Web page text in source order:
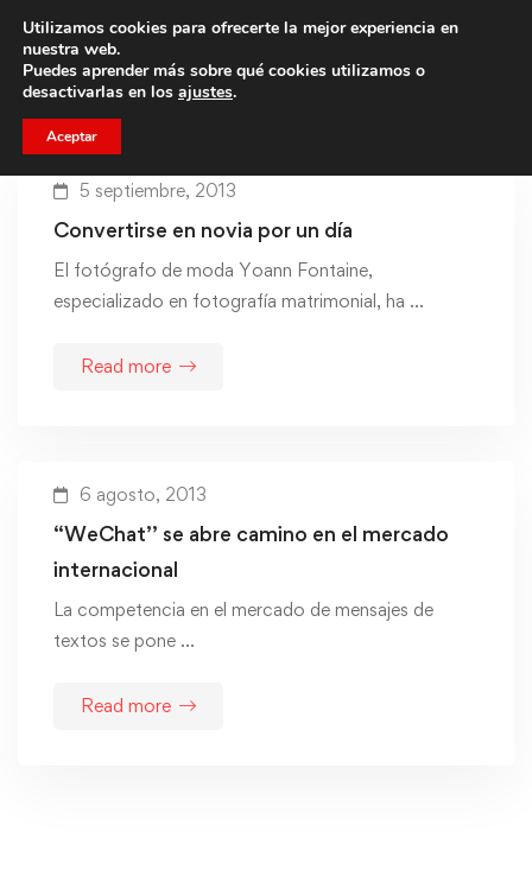
Trae a un amigo y llevaos un total de 75€ de descuento.
5 septiembre, 2013
Convertirse en novia por un día
El fotógrafo de moda Yoann Fontaine,
especializado en fotografía matrimonial, ha …
Read more
6 agosto, 2013
“WeChat’’ se abre camino en el mercado
internacional
La competencia en el mercado de mensajes de
textos se pone …
Read more
Utilizamos cookies para ofrecerte la mejor experiencia en
nuestra web.
Puedes aprender más sobre qué cookies utilizamos o
desactivarlas en los ajustes.
Aceptar